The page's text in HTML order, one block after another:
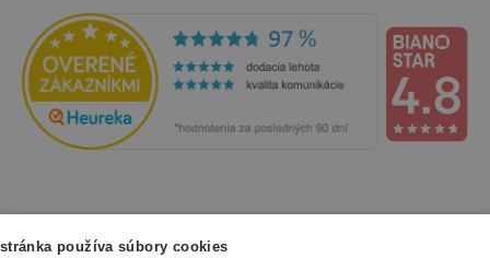
NAKUPOVANIE
používa súbory cookies